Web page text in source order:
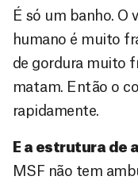
É só um banho. O
humano é muito
de gordura muito
matam. Então o
rapidamente.
E a estrutura de
MSF não tem